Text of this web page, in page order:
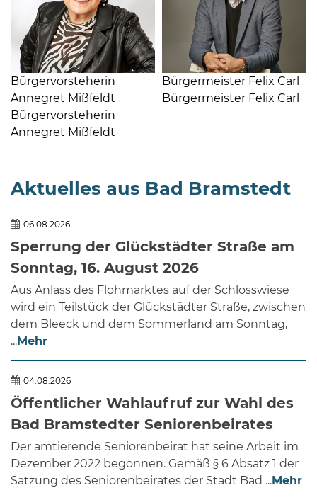
Öffnungszeiten
nach
Vereinbarung.
Bürgervorsteherin
Annegret Mißfeldt
Bürgervorsteherin
Annegret Mißfeldt
Bürgermeister Felix Carl
Bürgermeister Felix Carl
Aktuelles aus Bad Bramstedt
06.08.2026
Sperrung der Glückstädter Straße am
Sonntag, 16. August 2026
Aus Anlass des Flohmarktes auf der Schlosswiese
wird ein Teilstück der Glückstädter Straße, zwischen
dem Bleeck und dem Sommerland am Sonntag,
...Mehr
04.08.2026
Öffentlicher Wahlaufruf zur Wahl des
Bad Bramstedter Seniorenbeirates
Der amtierende Seniorenbeirat hat seine Arbeit im
Dezember 2022 begonnen. Gemäß § 6 Absatz 1 der
Satzung des Seniorenbeirates der Stadt Bad ...Mehr